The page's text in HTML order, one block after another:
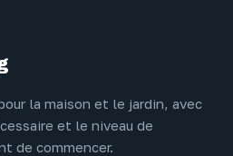
la maison et le jardin, avec
et le niveau de
de commencer.